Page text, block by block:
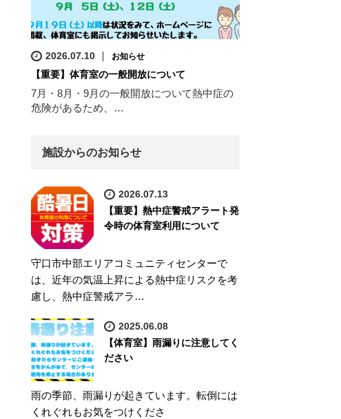
2026.07.10 お知らせ
【重要】体育室の一般開放について
7月・8月・9月の一般開放について熱中症の
危険があるため、…
施設からのお知らせ
2026.07.13
【重要】熱中症警戒アラート発
令時の体育室利用について
守口市中部エリアコミュニティセンターで
は、近年の気温上昇による熱中症リスクを考
慮し、熱中症警戒アラ…
2025.06.08
【体育室】雨漏りに注意してく
ださい
雨の季節、雨漏りが起きています。転倒には
くれぐれもお気をつけくださ